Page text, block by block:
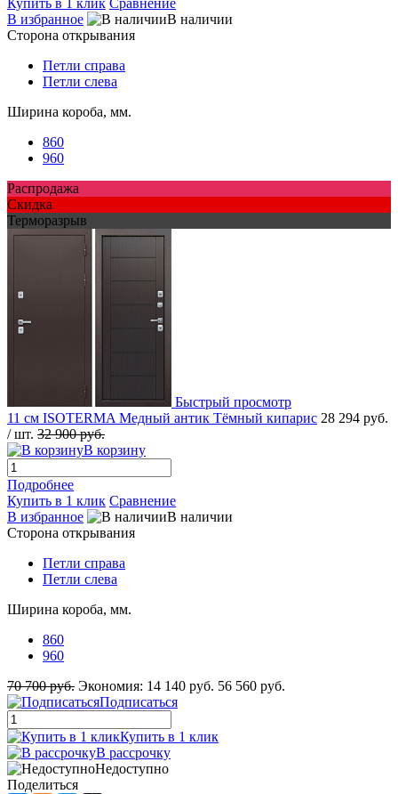
Купить в 1 клик Сравнение
В избранное
В наличии
Сторона открывания
Петли справа
Петли слева
Ширина короба, мм.
860
960
Распродажа
Скидка
Терморазрыв
Быстрый просмотр
11 см ISOTERMA Медный антик Тёмный кипарис 28 294 руб.
/ шт. 32 900 руб.
В корзину
Подробнее
Купить в 1 клик Сравнение
В избранное
В наличии
Сторона открывания
Петли справа
Петли слева
Ширина короба, мм.
860
960
70 700 руб. Экономия: 14 140 руб. 56 560 руб.
Подписаться
Купить в 1 клик
В рассрочку
Недоступно
Поделиться